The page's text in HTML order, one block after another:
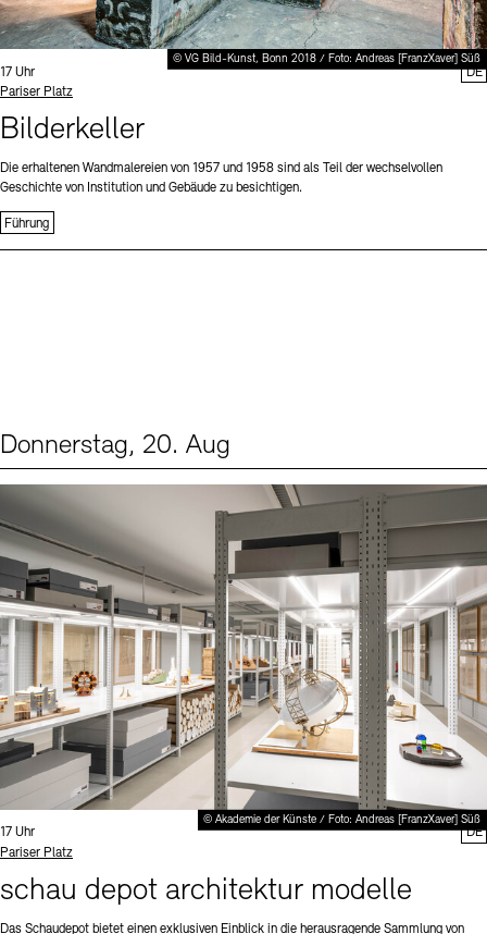
© VG Bild-Kunst, Bonn 2018 / Foto: Andreas [FranzXaver] Süß
Uhrzeit:
17 Uhr
Standort
Pariser Platz
Bilderkeller
Die erhaltenen Wandmalereien von 1957 und 1958 sind als Teil der wechselvollen
Geschichte von Institution und Gebäude zu besichtigen.
Führung
DE
Donnerstag, 20. Aug
© Akademie der Künste / Foto: Andreas [FranzXaver] Süß
Uhrzeit:
17 Uhr
Standort
Pariser Platz
schau depot architektur modelle
Das Schaudepot bietet einen exklusiven Einblick in die herausragende Sammlung von
DE